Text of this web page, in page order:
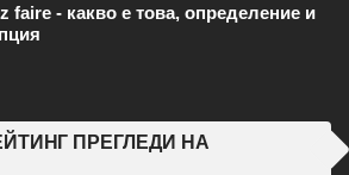
faire - какво е това, определение и
ПРЕГЛЕДИ НА